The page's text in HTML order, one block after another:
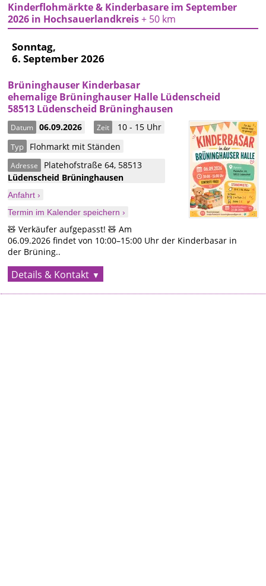
Kinderflohmärkte & Kinderbasare im September
2026 in Hochsauerlandkreis+ 50 km
Sonntag,
6. September 2026
Brüninghauser Kinderbasar
ehemalige Brüninghauser Halle Lüdenscheid
58513 Lüdenscheid Brüninghausen
Datum 06.09.2026 Zeit 10 - 15 Uhr
Typ Flohmarkt mit Ständen
Adresse Platehofstraße 64, 58513
Lüdenscheid Brüninghausen
Anfahrt ›
Termin im Kalender speichern ›
🧸 Verkäufer aufgepasst! 🧸 Am
06.09.2026 findet von 10:00–15:00 Uhr der Kinderbasar in
der Brüning..
Details & Kontakt